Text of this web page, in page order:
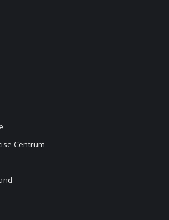
Centrum